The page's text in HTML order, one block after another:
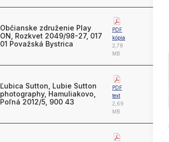
Občianske združenie Play
ON, Rozkvet 2049/98-27, 017
01 Považská Bystrica
PDF
kópia
2,78
MB
Ľubica Sutton, Lubie Sutton
photography, Hamuliakovo,
Poľná 2012/5, 900 43
PDF
text
2,69
MB